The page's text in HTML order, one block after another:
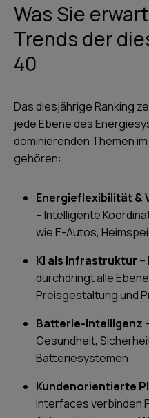
Was Sie
Trends der
40
Das diesjährige Ranking
jede Ebene des
dominierenden Themen
gehören:
Energieflexibilität &
– Intelligente
wie E-Autos,
KI als Infrastruktur –
durchdringt alle
Preisgestaltung und
Batterie-Intelligenz
Gesundheit,
Batteriesystemen
Kundenorientierte
Interfaces verbinden